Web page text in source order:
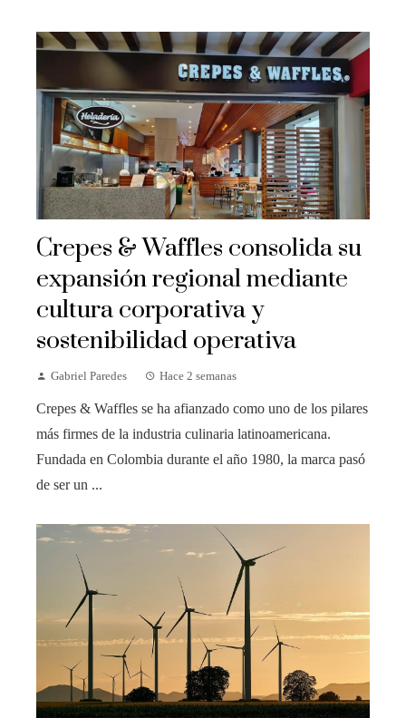
Crepes & Waffles consolida su
expansión regional mediante
cultura corporativa y
sostenibilidad operativa
Gabriel Paredes Hace 2 semanas
Crepes & Waffles se ha afianzado como uno de los pilares
más firmes de la industria culinaria latinoamericana.
Fundada en Colombia durante el año 1980, la marca pasó
de ser un ...